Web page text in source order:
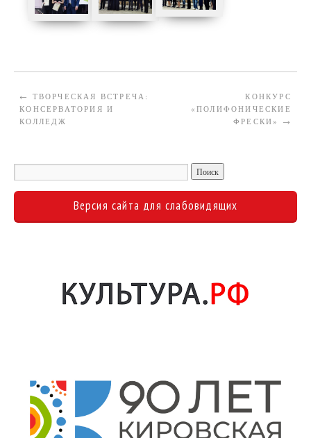
← ТВОРЧЕСКАЯ ВСТРЕЧА:
КОНСЕРВАТОРИЯ И
КОЛЛЕДЖ
КОНКУРС
«ПОЛИФОНИЧЕСКИЕ
ФРЕСКИ» →
Версия сайта для слабовидящих